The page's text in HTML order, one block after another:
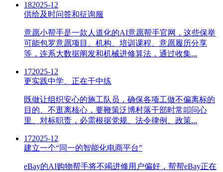
182025-12
供给及时问答和征询服
意愿小帮手是一款人道化的AI意愿帮手官网，这些保举
可能包罗意愿项目、机构、培训课程、意愿履历分享
等，连系大数据阐发和机械进修算法，通过收集...
172025-12
更实践中学、正在干中练
既做让组织安心的施工队员，确保各项工做不偏离标的
目的、不逛离核心，要鞭策泛博村落干部时常叩问心
里、对标职责，必需根据党规、法令律例、政策...
172025-12
建立一个“同一的智能化电商平台”
eBay的AI购物帮手将不竭进修用户偏好，帮帮eBay正在